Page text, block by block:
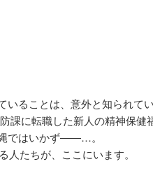
いることは、意外と知られて
に転職した新人の精神保健
ではいかず――…。
たちが、ここにいます。